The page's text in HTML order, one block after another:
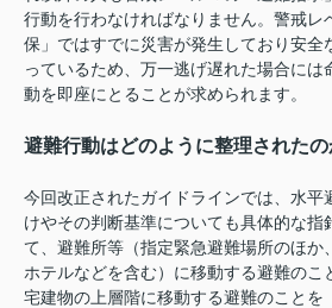
行動を行わなければなりません。警戒レ
保」ではすでに災害が発生しており安全
っているため、万一逃げ遅れた場合には
動を即座にとることが求められます。
避難行動はどのように整理されたの
今回改正されたガイドラインでは、水平
けやその判断基準についても具体的な指
て、避難所等（指定緊急避難場所のほか
ホテルなどを含む）に移動する避難のこ
宅建物の上層階に移動する避難のことを